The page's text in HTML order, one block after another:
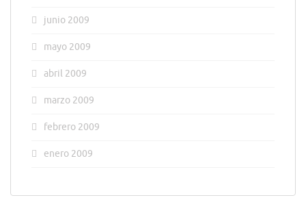
junio 2009
mayo 2009
abril 2009
marzo 2009
febrero 2009
enero 2009